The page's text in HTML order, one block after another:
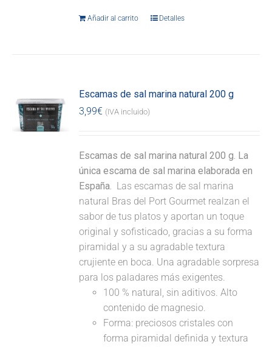
Añadir al carrito Detalles
Escamas de sal marina natural 200 g
3,99€ (IVA incluido)
Escamas de sal marina natural 200 g. La
única escama de sal marina elaborada en
España. Las escamas de sal marina
natural Bras del Port Gourmet realzan el
sabor de tus platos y aportan un toque
original y sofisticado, gracias a su forma
piramidal y a su agradable textura
crujiente en boca. Una agradable sorpresa
para los paladares más exigentes.
100 % natural, sin aditivos. Alto
contenido de magnesio.
Forma: preciosos cristales con
forma piramidal definida y textura